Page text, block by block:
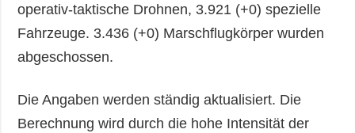
operativ-taktische Drohnen, 3.921 (+0) spezielle
Fahrzeuge. 3.436 (+0) Marschflugkörper wurden
abgeschossen.
Die Angaben werden ständig aktualisiert. Die
Berechnung wird durch die hohe Intensität der